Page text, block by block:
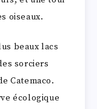
oiseaux.
beaux lacs
sorciers
Catemaco.
écologique